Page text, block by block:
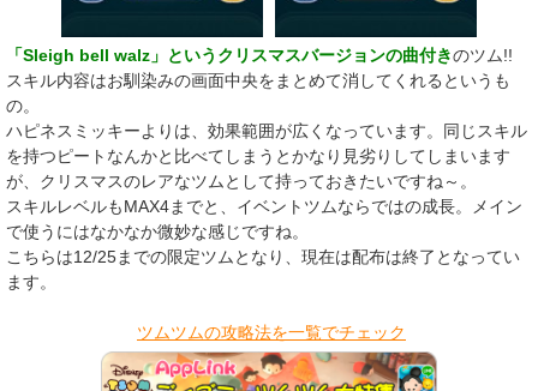
「Sleigh bell walz」というクリスマスバージョンの曲付きのツム!!
スキル内容はお馴染みの画面中央をまとめて消してくれるというも
の。
ハピネスミッキーよりは、効果範囲が広くなっています。同じスキル
を持つピートなんかと比べてしまうとかなり見劣りしてしまいます
が、クリスマスのレアなツムとして持っておきたいですね～。
スキルレベルもMAX4までと、イベントツムならではの成長。メイン
で使うにはなかなか微妙な感じですね。
こちらは12/25までの限定ツムとなり、現在は配布は終了となってい
ます。
ツムツムの攻略法を一覧でチェック